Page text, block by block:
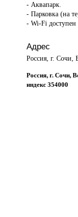
- Аквапарк.
- Парковка (на
- Wi-Fi доступен
Адрес
Россия, г. Сочи,
Россия, г. Сочи,
индекс 354000